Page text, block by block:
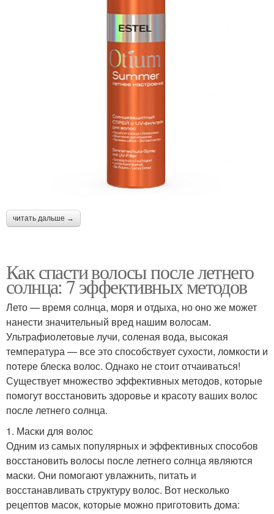
читать дальше →
Как спасти волосы после летнего
солнца: 7 эффективных методов
Лето — время солнца, моря и отдыха, но оно же может
нанести значительный вред нашим волосам.
Ультрафиолетовые лучи, соленая вода, высокая
температура — все это способствует сухости, ломкости и
потере блеска волос. Однако не стоит отчаиваться!
Существует множество эффективных методов, которые
помогут восстановить здоровье и красоту ваших волос
после летнего солнца.
1. Маски для волос
Одним из самых популярных и эффективных способов
восстановить волосы после летнего солнца являются
маски. Они помогают увлажнить, питать и
восстанавливать структуру волос. Вот несколько
рецептов масок, которые можно приготовить дома: